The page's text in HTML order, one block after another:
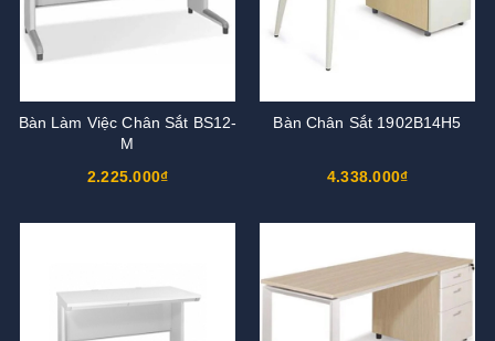
Bàn Làm Việc Chân Sắt BS12-
M
2.225.000₫
Bàn Chân Sắt 1902B14H5
4.338.000₫